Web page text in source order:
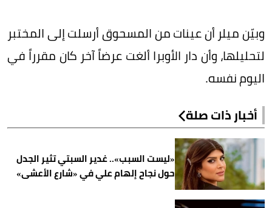
وبيّن ميلر أن عينات من المسحوق أرسلت إلى المختبر
لتحليلها، وأن دار الأوبرا ألغت عرضاً آخر كان مقرراً في
اليوم نفسه.
أخبار ذات صلة
«ليست السبب».. غدير السبتي تثير الجدل
حول نجاح إلهام علي في «شارع الأعشى»